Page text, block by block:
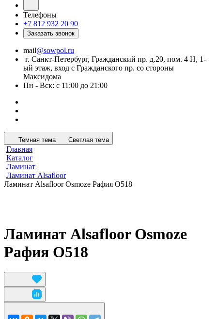
Телефоны
+7 812 932 20 90
Заказать звонок
mail@sowpol.ru
г. Санкт-Петербург, Гражданский пр. д.20, пом. 4 Н, 1-
ый этаж, вход с Гражданского пр. со стороны
Максидома
Пн - Вск: с 11:00 до 21:00
Темная тема Светлая тема
Главная
Каталог
Ламинат
Ламинат Alsafloor
Ламинат Alsafloor Osmoze Рафия O518
Ламинат Alsafloor Osmoze
Рафия O518